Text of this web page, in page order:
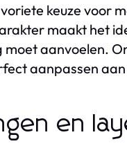
keuze voor
maakt het
aanvoelen.
aanpassen
en